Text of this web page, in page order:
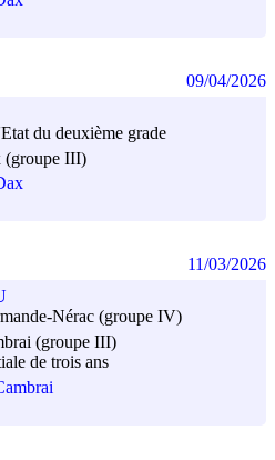
du deuxième grade
(groupe III)
09/04/2026
Nérac (groupe IV)
(groupe III)
de trois ans
11/03/2026